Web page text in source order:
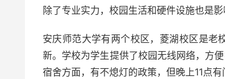
除了专业实力，校园生活和硬件设施也是影
安庆师范大学有两个校区，菱湖校区是老
新。学校为学生提供了校园无线网络，方
宿舍方面，有不熄灯的政策，但晚上11点有